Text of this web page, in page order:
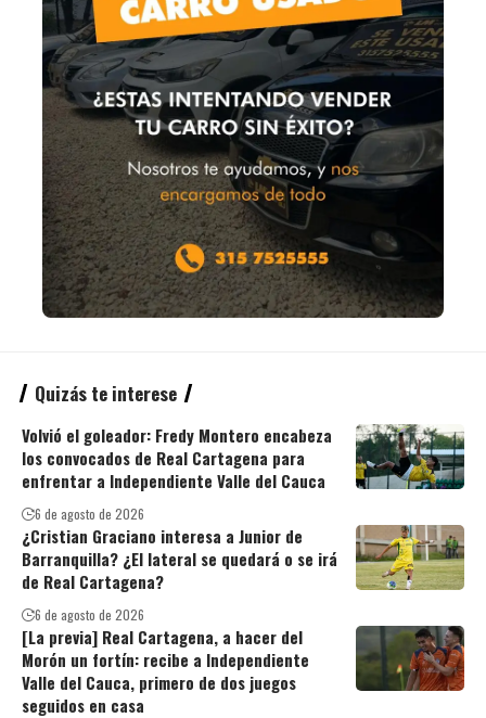
Quizás te interese
Volvió el goleador: Fredy Montero encabeza
los convocados de Real Cartagena para
enfrentar a Independiente Valle del Cauca
6 de agosto de 2026
¿Cristian Graciano interesa a Junior de
Barranquilla? ¿El lateral se quedará o se irá
de Real Cartagena?
6 de agosto de 2026
[La previa] Real Cartagena, a hacer del
Morón un fortín: recibe a Independiente
Valle del Cauca, primero de dos juegos
seguidos en casa